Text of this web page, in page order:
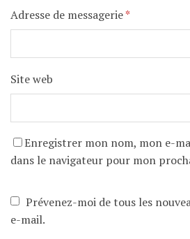
Adresse de messagerie*
Site web
Enregistrer mon nom, mon e-
dans le navigateur pour mon
Prévenez-moi de tous les
e-mail.